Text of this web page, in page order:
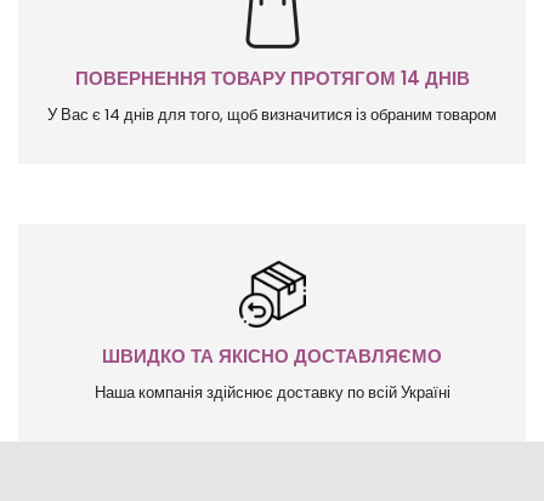
ПОВЕРНЕННЯ ТОВАРУ ПРОТЯГОМ 14 ДНІВ
У Вас є 14 днів для того, щоб визначитися із обраним товаром
ШВИДКО ТА ЯКІСНО ДОСТАВЛЯЄМО
Наша компанія здійснює доставку по всій Україні